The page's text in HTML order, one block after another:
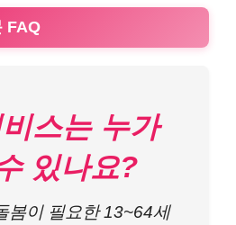
FAQ
스는 누가
있나요?
봄이 필요한 13~64세